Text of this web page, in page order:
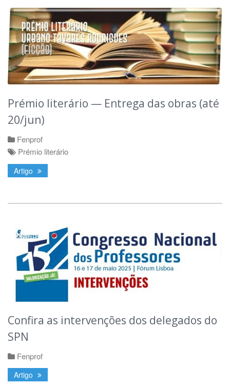
Prémio literário — Entrega das obras (até
20/jun)
Fenprof
Prémio literário
Artigo
Confira as intervenções dos delegados do
SPN
Fenprof
Artigo